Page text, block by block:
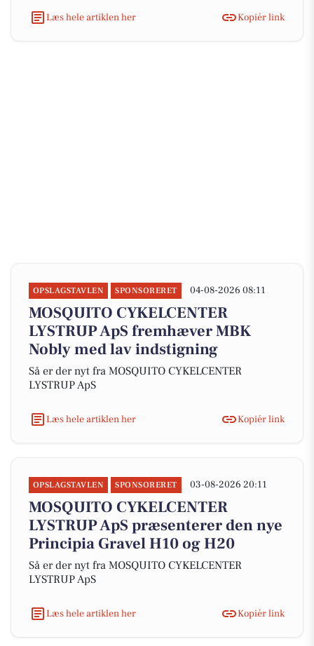
Læs hele artiklen her Kopiér link
OPSLAGSTAVLEN SPONSORERET 04-08-2026 08:11
MOSQUITO CYKELCENTER
LYSTRUP ApS fremhæver MBK
Nobly med lav indstigning
Så er der nyt fra MOSQUITO CYKELCENTER
LYSTRUP ApS
Læs hele artiklen her Kopiér link
OPSLAGSTAVLEN SPONSORERET 03-08-2026 20:11
MOSQUITO CYKELCENTER
LYSTRUP ApS præsenterer den nye
Principia Gravel H10 og H20
Så er der nyt fra MOSQUITO CYKELCENTER
LYSTRUP ApS
Læs hele artiklen her Kopiér link